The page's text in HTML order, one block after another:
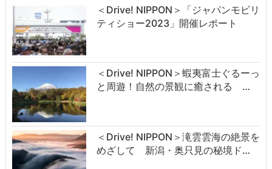
＜Drive! NIPPON＞「ジャパンモビリ
ティショー2023」開催レポート
＜Drive! NIPPON＞蝦夷富士ぐるーっ
と周遊！自然の景観に癒される …
＜Drive! NIPPON＞滝雲雲海の絶景を
めざして 新潟・奥只見の秘境ド…